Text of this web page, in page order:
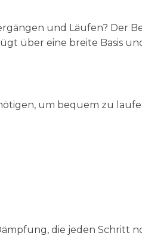
und Läufen? Der
über eine breite Basis
um bequem zu
die jeden Schritt